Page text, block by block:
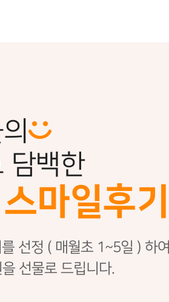
담백한
마일후기
선정 ( 매월초 1~5일 ) 하여
을 선물로 드립니다.